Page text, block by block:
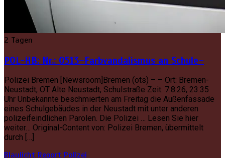
2 Tagen
POL-HB: Nr.: 0513–Farbvandalismus an Schule–
Polizei Bremen [Newsroom]Bremen (ots) – – Ort: Bremen-
Neustadt, OT Alte Neustadt, Schulstraße Zeit: 7.8.26, 23.35
Uhr Unbekannte beschmierten am Freitag die Außenfassade
eines Schulgebäudes in der Neustadt mit unter anderen
polizeifeindlichen Parolen. Die Polizei … Lesen Sie hier
weiter… Original-Content von: Polizei Bremen, übermittelt
durch […]
Blaulicht Report Polizei